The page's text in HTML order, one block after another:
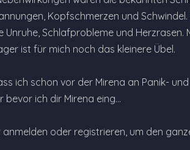
Kopfschmerzen und
Unruhe, Schlafprobleme und
ist für mich noch das kleinere Übel.
ich schon vor der Mirena an Panik-
bevor ich dir Mirena eing…
anmelden oder registrieren, um den